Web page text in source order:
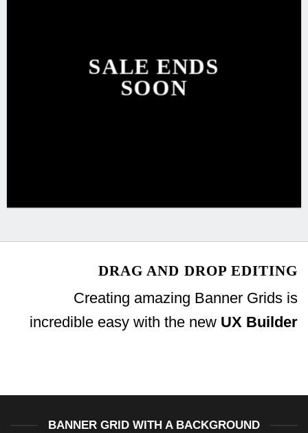
SALE ENDS
SOON
DRAG AND DROP EDITING
Creating amazing Banner Grids is
incredible easy with the new UX Builder
BANNER GRID WITH A BACKGROUND